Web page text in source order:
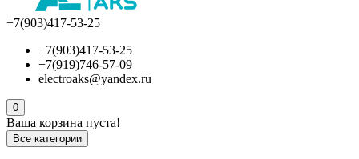
+7(903)417-53-25
+7(903)417-53-25
+7(919)746-57-09
electroaks@yandex.ru
0
Ваша корзина пуста!
Все категории